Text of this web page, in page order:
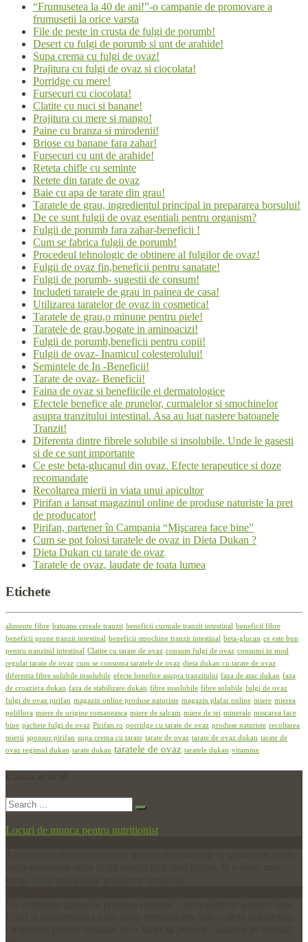
“Frumusetea la 40 de ani!”-o campanie de promovare a
frumusetii la orice varsta
File de peste in crusta de fulgi de porumb!
Desert cu fulgi de porumb si unt de arahide!
Supa crema cu fulgi de ovaz!
Prajitura cu fulgi de ovaz si ciocolata!
Porridge cu mere!
Fursecuri cu ciocolata!
Clatite cu nuci si banane!
Prajitura cu mere si mango!
Paine cu branza si mirodenii!
Briose cu banane fara zahar!
Fursecuri cu unt de arahide!
Reteta chifle cu seminte
Retete din tarate de ovaz
Baie cu apa de tarate din grau!
Taratele de grau, ingredientul principal in prepararea borsului!
De ce sunt fulgii de ovaz esentiali pentru organism?
Fulgii de porumb fara zahar-beneficii !
Cum se fabrica fulgii de porumb!
Procedeul tehnologic de obtinere al fulgilor de ovaz!
Fulgii de ovaz fin,beneficii pentru sanatate!
Fulgii de porumb- sugestii de consum!
Includeti taratele de grau in painea de casa!
Utilizarea taratelor de ovaz in cosmetica!
Taratele de grau,o minune pentru piele!
Taratele de grau,bogate in aminoacizi!
Fulgii de porumb,beneficii pentru copii!
Fulgii de ovaz- Inamicul colesterolului!
Semintele de In -Beneficii!
Tarate de ovaz- Beneficii!
Faina de ovaz si benefiicile ei dermatologice
Efectele benefice ale prunelor, curmalelor si smochinelor
asupra tranzitului intestinal. Asa au luat nastere batoanele
Tranzit!
Diferenta dintre fibrele solubile si insolubile. Unde le gasesti
si de ce sunt importante
Ce este beta-glucanul din ovaz. Efecte terapeutice si doze
recomandate
Recoltarea mierii in viata unui apicultor
Pirifan a lansat magazinul online de produse naturiste la pret
de producator!
Pirifan, partener în Campania “Mişcarea face bine”
Cum se pot folosi taratele de ovaz in Dieta Dukan ?
Dieta Dukan cu tarate de ovaz
Taratele de ovaz, laudate de toata lumea
Etichete
alimente fibre batoane cereale tranzit beneficii curmale tranzit intestinal beneficii fibre
beneficii prune tranzit intestinal beneficii smochine tranzit intestinal beta-glucan ce este bun
pentru tranzitul intestinal Clatite cu tarate de ovaz consum fulgi de ovaz consumi in mod
regulat tarate de ovaz cum se consuma taratele de ovaz dieta dukan cu tarate de ovaz
diferenta fibre solubile insolubile efecte benefice asupra tranzitului faza de atac dukan faza
de croaziera dukan faza de stabilizare dukan fibre insolubile fibre solubile fulgi de ovaz
fulgi de ovaz pirifan magazin online produse naturiste magazin plafar online miere mierea
poliflora miere de origine romaneasca miere de salcam miere de tei minerale miscarea face
bine pachete fulgi de ovaz Pirifan.ro porridge cu tarate de ovaz produse naturiste recoltarea
mierii sponsor pirifan supa crema cu tarate tarate de ovaz tarate de ovaz dukan tarate de
ovaz regimul dukan tarate dukan taratele de ovaz taratele dukan vitamine
Locuri de munca pentru nutritionist